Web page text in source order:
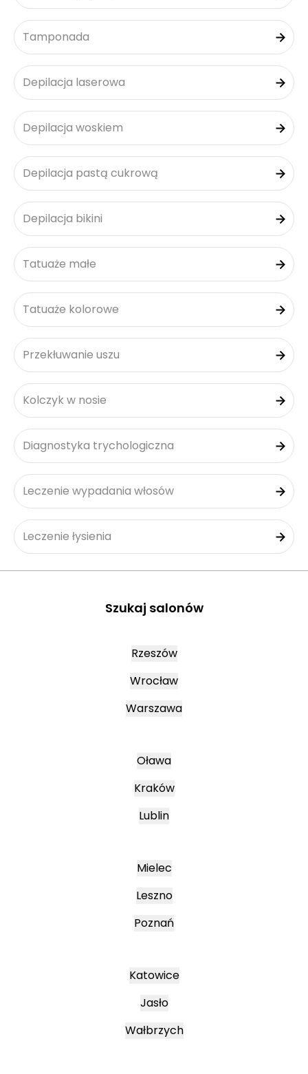
Tamponada
Depilacja laserowa
Depilacja woskiem
Depilacja pastą cukrową
Depilacja bikini
Tatuaże małe
Tatuaże kolorowe
Przekłuwanie uszu
Kolczyk w nosie
Diagnostyka trychologiczna
Leczenie wypadania włosów
Leczenie łysienia
Szukaj salonów
Rzeszów
Wrocław
Warszawa
Oława
Kraków
Lublin
Mielec
Leszno
Poznań
Katowice
Jasło
Wałbrzych